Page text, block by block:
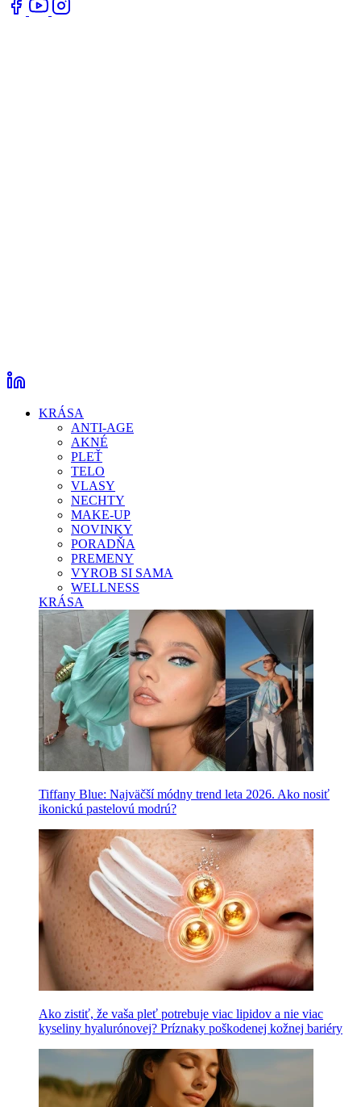
KRÁSA
ANTI-AGE
AKNÉ
PLEŤ
TELO
VLASY
NECHTY
MAKE-UP
NOVINKY
PORADŇA
PREMENY
VYROB SI SAMA
WELLNESS
KRÁSA
Tiffany Blue: Najväčší módny trend leta 2026. Ako nosiť
ikonickú pastelovú modrú?
Ako zistiť, že vaša pleť potrebuje viac lipidov a nie viac
kyseliny hyalurónovej? Príznaky poškodenej kožnej bariéry